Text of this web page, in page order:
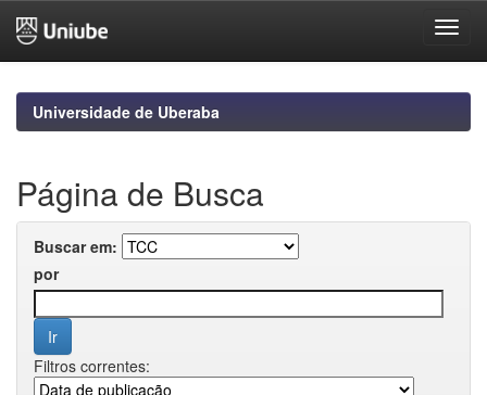
navigationUniversidade de Uberaba
Página de Busca
Buscar em:
por
Filtros correntes: